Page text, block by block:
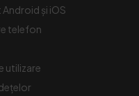
Android și iOS
telefon
utilizare